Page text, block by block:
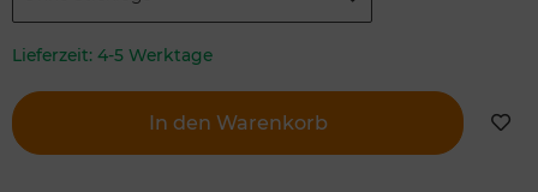
Lieferzeit: 4-5 Werktage
In den Warenkorb